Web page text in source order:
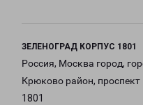
ЗЕЛЕНОГРАД КОРПУС 1801
Россия, Москва город,
Крюково район,
1801